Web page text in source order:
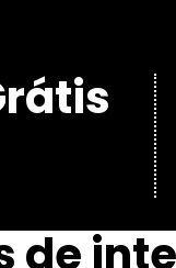
de